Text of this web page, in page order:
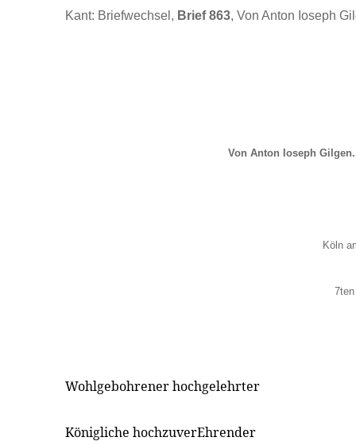
Kant: Briefwechsel, Brief 863, Von Anton Ioseph
Von Anton Ioseph Gilgen.
Köln
Wohlgebohrener hochgelehrter
Königliche hochzuverEhrender